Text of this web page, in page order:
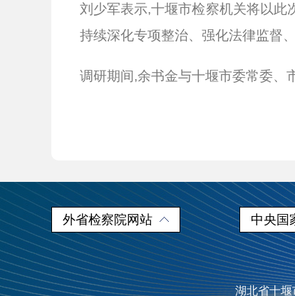
刘少军表示,十堰市检察机关将以此
持续深化专项整治、强化法律监督
调研期间,余书金与十堰市委常委、
外省检察院网站 中央国
湖北省十堰